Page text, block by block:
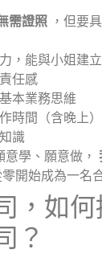
需證照 ，但要
，能與小姐建
任感
本業務思維
時間（含晚上）
識
學、願意做，
零開始成為一名
，如
？